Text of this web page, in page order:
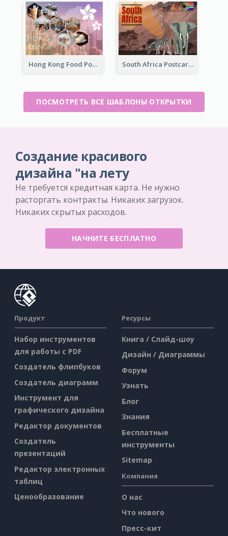
Hong Kong Food Postcard South Africa Postcard
ПОСМОТРЕТЬ ВСЕ ШАБЛОНЫ ОТКРЫТКИ
Создание красивого
дизайна "на лету
Не требуется кредитная карта. Не нужно
расторгать контракты. Никаких загрузок.
Никаких скрытых расходов.
НАЧНИТЕ БЕСПЛАТНО
Продукт
Набор инструментов
для работы с PDF
Создатель флипбуков
Создатель диаграмм
Инструмент для
графического дизайна
Редактор документов
Создатель
презентаций
Редактор электронных
таблиц
Ценообразование
Ресурсы
Книга / Слайд-шоу
Дизайн / Диаграммы
Форум
Узнать
Блог
Знания
Бесплатные
инструменты
Sitemap
Компания
О нас
Что нового
Пресс-кит